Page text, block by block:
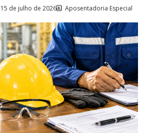
15 de julho de 2026 Aposentadoria Especial